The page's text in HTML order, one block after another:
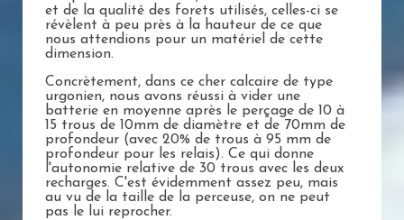
et de la qualité des forets utilisés, celles-ci se
révèlent à peu près à la hauteur de ce que
nous attendions pour un matériel de cette
dimension.
Concrètement, dans ce cher calcaire de type
urgonien, nous avons réussi à vider une
batterie en moyenne après le perçage de 10 à
15 trous de 10mm de diamètre et de 70mm de
profondeur (avec 20% de trous à 95 mm de
profondeur pour les relais). Ce qui donne
l'autonomie relative de 30 trous avec les deux
recharges. C'est évidemment assez peu, mais
au vu de la taille de la perceuse, on ne peut
pas le lui reprocher.